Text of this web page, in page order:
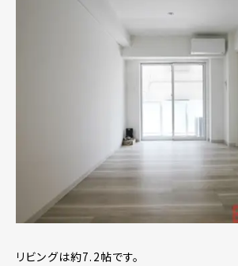
リビングは約7.2帖です。